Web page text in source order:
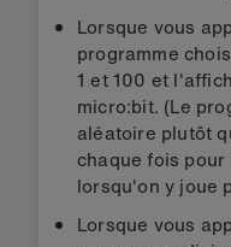
Lorsque vous
programme
1 et 100 et
micro:bit. (Le
aléatoire plutôt
chaque fois
lorsqu'on y joue
Lorsque vous